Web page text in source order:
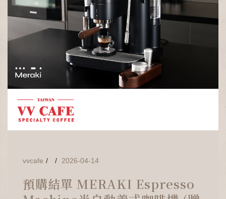
vvcafe 2026-04-14
預購結單 MERAKI Espresso